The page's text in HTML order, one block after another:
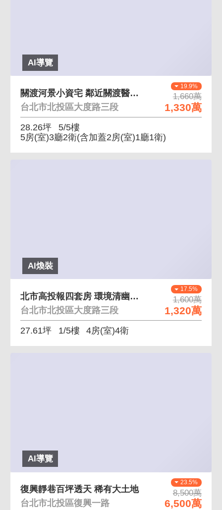
AI導覽
19.9%
1,660萬
1,330萬
關渡河景小資宅 鄰近關渡醫院、知行公園
台北市北投區大度路三段
28.26坪
5/5樓
5房(室)3廳2衛(含加蓋2房(室)1廳1衛)
AI煥裝
17.5%
1,600萬
1,320萬
北市高投報四套房 環境清幽、鄰近關渡捷運站
台北市北投區大度路三段
27.61坪 1/5樓 4房(室)4衛
AI導覽
23.5%
8,500萬
6,500萬
復興靜巷百坪透天 稀有大土地
台北市北投區復興一路